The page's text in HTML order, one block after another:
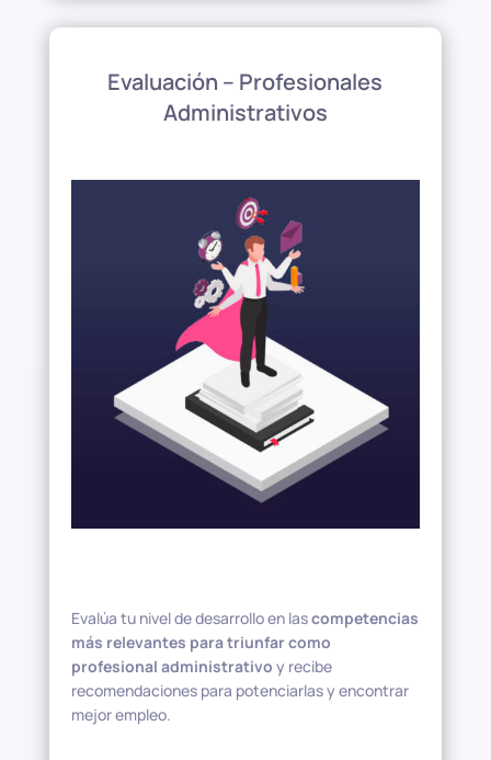
Evaluación – Profesionales
Administrativos
Evalúa tu nivel de desarrollo en lascompetencias
más relevantes para triunfar como
profesional administrativo y recibe
recomendaciones para potenciarlas y encontrar
mejor empleo.